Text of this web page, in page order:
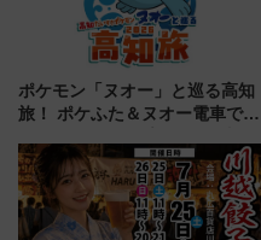
ポケモン「ヌオー」と巡る高知
旅！ ポケふた＆ヌオー電車で楽
路の絶景と絶品グルメを満喫！
（7月18日スタート）